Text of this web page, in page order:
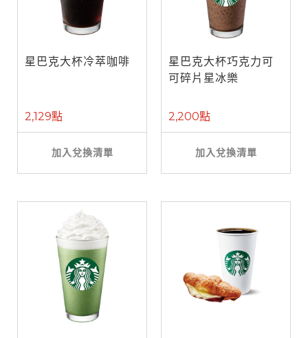
星巴克大杯冷萃咖啡
2,129點
加入兌換清單
星巴克大杯巧克力可
可碎片星冰樂
2,200點
加入兌換清單